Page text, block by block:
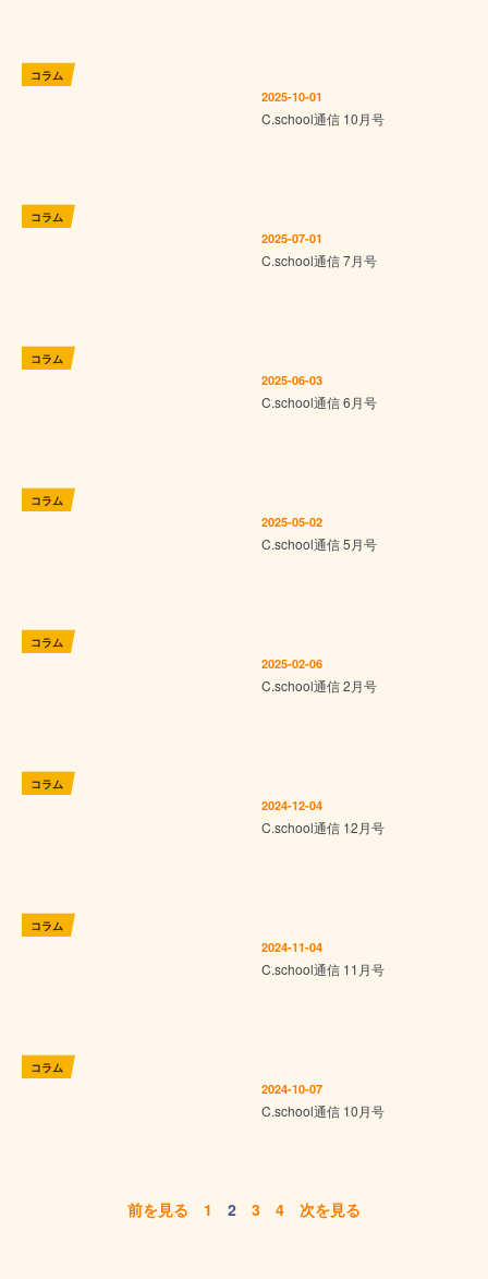
コラム
2025-10-01
C.school通信 10月号
コラム
2025-07-01
C.school通信 7月号
コラム
2025-06-03
C.school通信 6月号
コラム
2025-05-02
C.school通信 5月号
コラム
2025-02-06
C.school通信 2月号
コラム
2024-12-04
C.school通信 12月号
コラム
2024-11-04
C.school通信 11月号
コラム
2024-10-07
C.school通信 10月号
前を見る 1 2 3 4 次を見る